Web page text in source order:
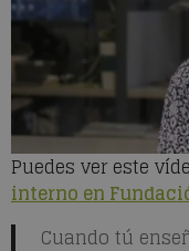
Puedes ver este
interno en
Cuando tú